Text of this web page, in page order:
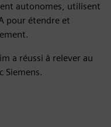
autonomes, utilisent
pour étendre et
a réussi à relever au
Siemens.